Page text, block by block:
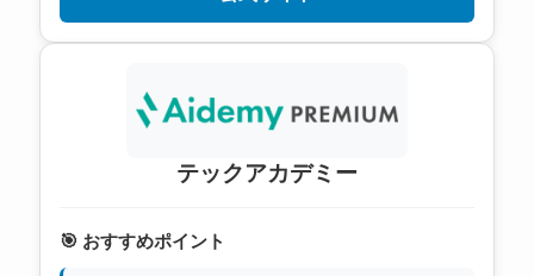
テックアカデミー
🎯 おすすめポイント